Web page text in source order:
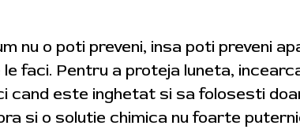
nu o poti preveni, insa poti preveni
faci. Pentru a proteja luneta,
cand este inghetat si sa folosesti
si o solutie chimica nu foarte